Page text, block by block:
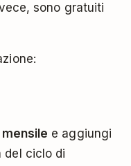
sono gratuiti
e aggiungi
del ciclo di